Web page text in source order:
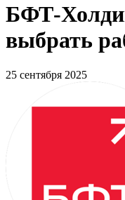
БФТ-
выбрать
25 сентября 2025